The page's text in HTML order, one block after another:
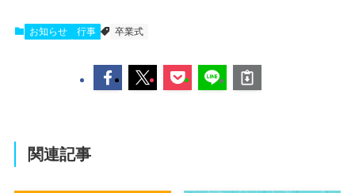
お知らせ 行事 卒業式
関連記事